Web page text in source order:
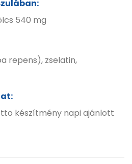
540 mg
repens), zselatin,
készítmény napi ajánlott